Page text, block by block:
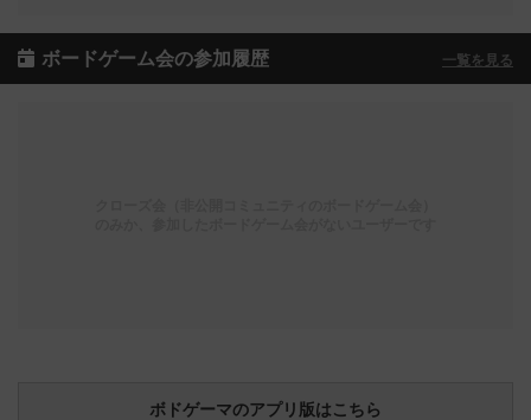
ボードゲーム会の参加履歴 一覧を見る
ボドゲーマのアプリ版はこちら